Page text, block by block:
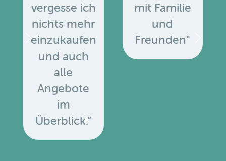
vergesse ich
nichts mehr
einzukaufen
und auch
alle
Angebote
im
Überblick.”
mit Familie
und
Freunden"